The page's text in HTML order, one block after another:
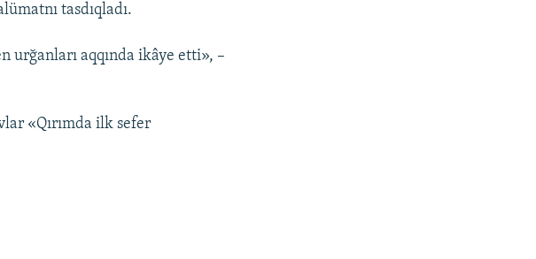
tasdıqladı.
urğanları aqqında ikâye etti», –
«Qırımda ilk sefer